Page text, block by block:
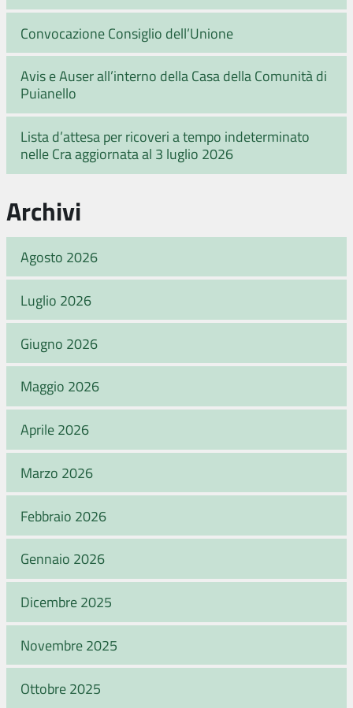
Convocazione Consiglio dell’Unione
Avis e Auser all’interno della Casa della Comunità di
Puianello
Lista d’attesa per ricoveri a tempo indeterminato
nelle Cra aggiornata al 3 luglio 2026
Archivi
Agosto 2026
Luglio 2026
Giugno 2026
Maggio 2026
Aprile 2026
Marzo 2026
Febbraio 2026
Gennaio 2026
Dicembre 2025
Novembre 2025
Ottobre 2025